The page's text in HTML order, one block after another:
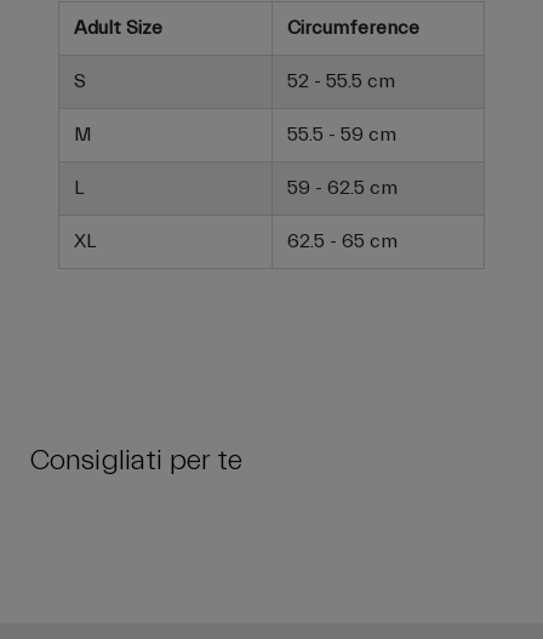
Adult Size Circumference
S 52 - 55.5 cm
M 55.5 - 59 cm
L 59 - 62.5 cm
XL 62.5 - 65 cm
Consigliati per te